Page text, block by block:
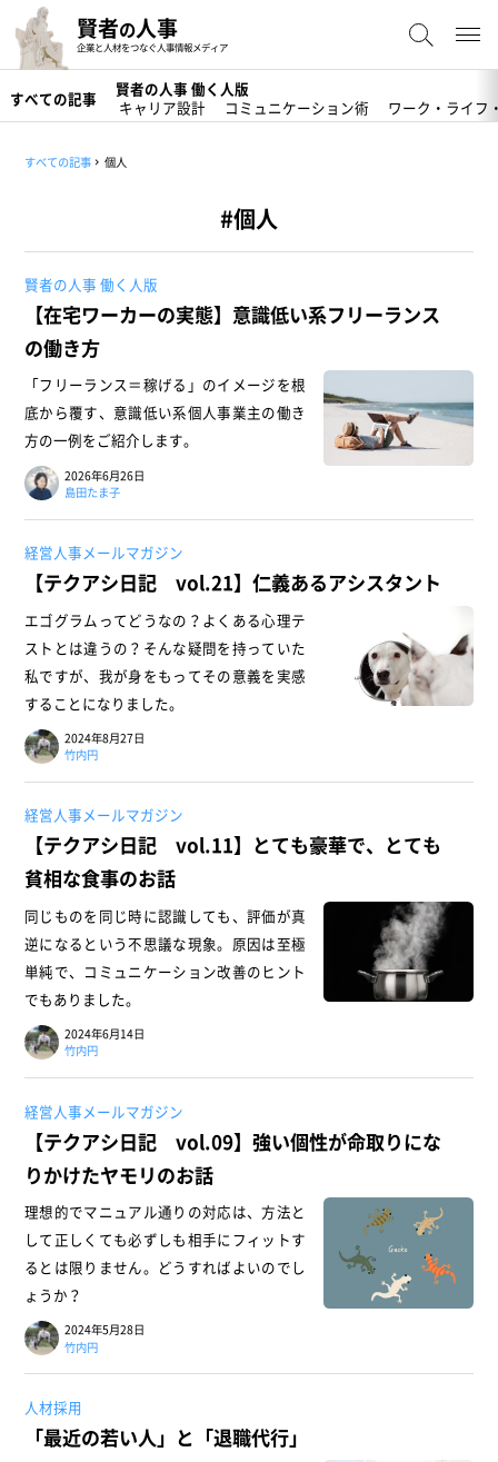
賢者の人事
企業と人材をつなぐ人事情報メディア
すべての記事
賢者の人事 働く人版
キャリア設計
コミュニケーション術 ワーク・ライフ
すべての記事 個人
#個人
賢者の人事 働く人版
【在宅ワーカーの実態】意識低い系フリーランス
の働き方
「フリーランス＝稼げる」のイメージを根
底から覆す、意識低い系個人事業主の働き
方の一例をご紹介します。
2026年6月26日
島田たま子
経営人事メールマガジン
【テクアシ日記 vol.21】仁義あるアシスタント
エゴグラムってどうなの？よくある心理テ
ストとは違うの？そんな疑問を持っていた
私ですが、我が身をもってその意義を実感
することになりました。
2024年8月27日
竹内円
経営人事メールマガジン
【テクアシ日記 vol.11】とても豪華で、とても
貧相な食事のお話
同じものを同じ時に認識しても、評価が真
逆になるという不思議な現象。原因は至極
単純で、コミュニケーション改善のヒント
でもありました。
2024年6月14日
竹内円
経営人事メールマガジン
【テクアシ日記 vol.09】強い個性が命取りにな
りかけたヤモリのお話
理想的でマニュアル通りの対応は、方法と
して正しくても必ずしも相手にフィットす
るとは限りません。どうすればよいのでし
ょうか？
2024年5月28日
竹内円
人材採用
「最近の若い人」と「退職代行」